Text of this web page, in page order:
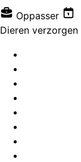
Oppasser
Dieren verzorgen